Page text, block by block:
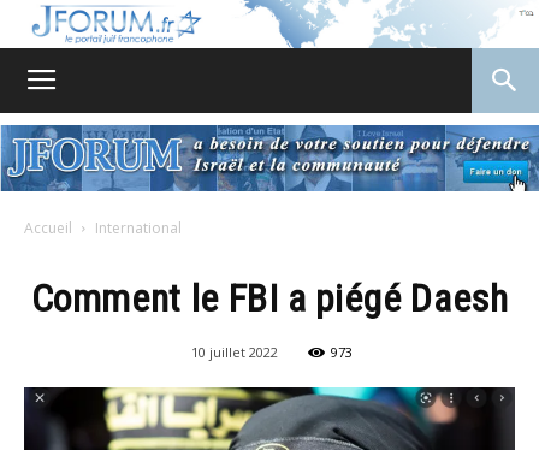
Accueil International
Comment le FBI a piégé Daesh
10 juillet 2022 973